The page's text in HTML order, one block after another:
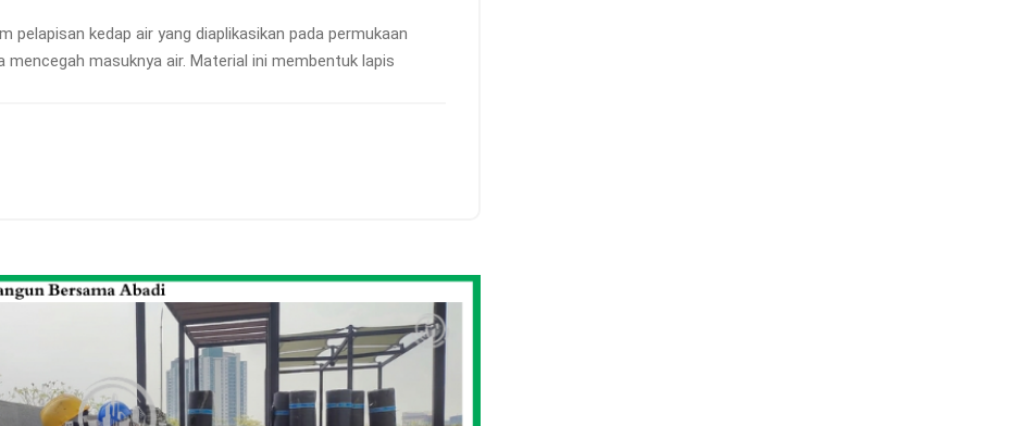
kedap air yang diaplikasikan pada permukaan
masuknya air. Material ini membentuk lapis